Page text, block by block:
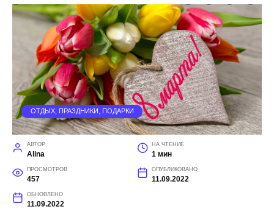
ОТДЫХ, ПРАЗДНИКИ, ПОДАРКИ
АВТОР
Alina
НА ЧТЕНИЕ
1 мин
ПРОСМОТРОВ
457
ОПУБЛИКОВАНО
11.09.2022
ОБНОВЛЕНО
11.09.2022